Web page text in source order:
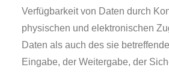
Verfügbarkeit von Daten durch
physischen und elektronischen
Daten als auch des sie
Eingabe, der Weitergabe, der